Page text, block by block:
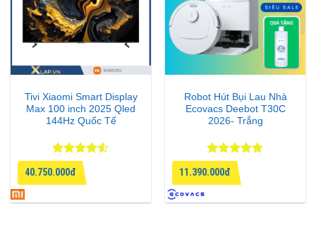
Tivi Xiaomi Smart Display
Max 100 inch 2025 Qled
144Hz Quốc Tế
Được xếp
hạng
4.5
5 sao
40.750.000đ
Robot Hút Bụi Lau Nhà
Ecovacs Deebot T30C
2026- Trắng
Được xếp
hạng
4.75
5 sao
11.390.000đ